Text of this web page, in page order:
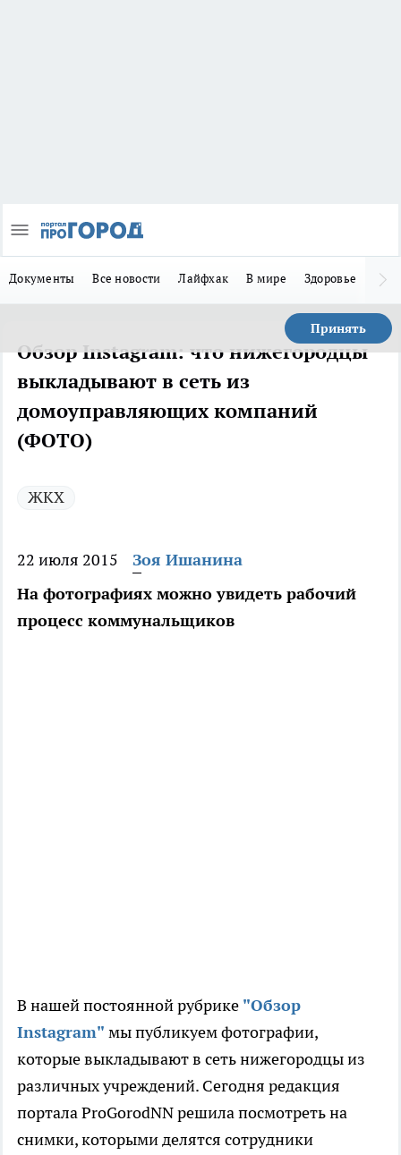
Документы Все новости Лайфхак В мире Здоровье
Принять
Обзор Instagram: что нижегородцы
выкладывают в сеть из
домоуправляющих компаний
(ФОТО)
ЖКХ
22 июля 2015
Зоя Ишанина
На фотографиях можно увидеть рабочий
процесс коммунальщиков
В нашей постоянной рубрике "Обзор
Instagram" мы публикуем фотографии,
которые выкладывают в сеть нижегородцы из
различных учреждений. Сегодня редакция
портала ProGorodNN решила посмотреть на
снимки, которыми делятся сотрудники